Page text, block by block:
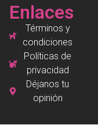
Enlaces
Términos y
condiciones
Políticas de
privacidad
Déjanos tu
opinión